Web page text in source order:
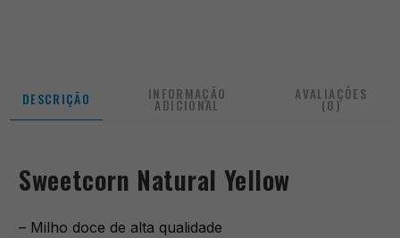
DESCRIÇÃO INFORMAÇÃO
ADICIONAL
AVALIAÇÕES
(0)
Sweetcorn Natural Yellow
– Milho doce de alta qualidade